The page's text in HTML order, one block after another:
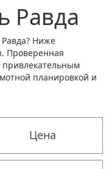
Равда
Равда? Ниже
Проверенная
привлекательным
планировкой и
Цена